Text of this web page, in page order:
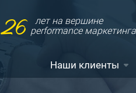
26
лет на вершине
performance маркетинга
Наши клиенты